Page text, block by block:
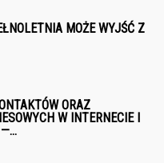
MOŻE WYJŚĆ Z
ORAZ
W INTERNECIE I